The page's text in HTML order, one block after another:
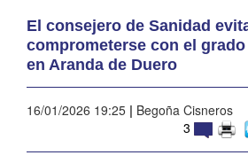
El consejero de Sanidad
comprometerse con el
en Aranda de Duero
16/01/2026 19:25 | Begoña Cisneros
3